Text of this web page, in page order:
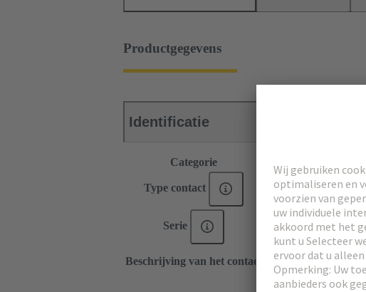
Productgegevens
Identificatie
Categorie
Type contact PCB-soldeercontact
Serie DIN 41612
Beschrijving van het contact
Haaks
Leidend contact
DIN 41612 Type M